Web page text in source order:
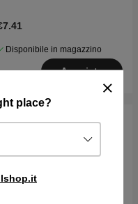
place?
Disponibile in magazzino
Acquista